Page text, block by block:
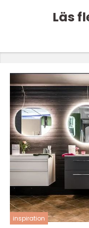
Läs
inspiration